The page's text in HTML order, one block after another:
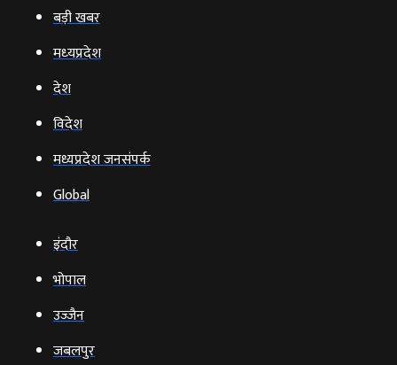
बड़ी खबर
मध्‍यप्रदेश
देश
विदेश
मध्यप्रदेश जनसंपर्क
Global
इंदौर
भोपाल
उज्‍जैन
जबलपुर